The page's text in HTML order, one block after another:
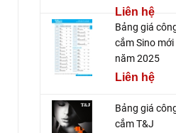
Liên hệ
Bảng giá
cắm Sino
năm 2025
Liên hệ
Bảng giá
cắm T&J